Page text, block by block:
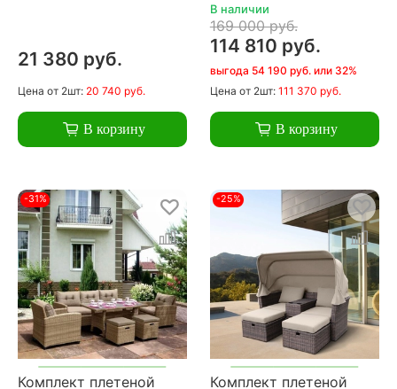
21 380 руб.
Цена от 2шт: 20 740 руб.
В корзину
В наличии
169 000 руб.
114 810 руб.
выгода 54 190 руб. или 32%
Цена от 2шт: 111 370 руб.
В корзину
-31%
Комплект плетеной
-25%
Комплект плетеной